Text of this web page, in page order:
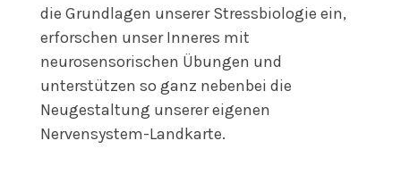
die Grundlagen unserer Stressbiologie ein,
erforschen unser Inneres mit
neurosensorischen Übungen und
unterstützen so ganz nebenbei die
Neugestaltung unserer eigenen
Nervensystem-Landkarte.